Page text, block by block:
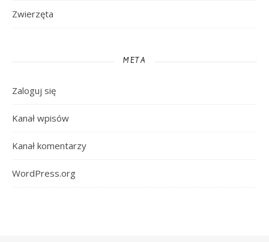
Zwierzęta
META
Zaloguj się
Kanał wpisów
Kanał komentarzy
WordPress.org